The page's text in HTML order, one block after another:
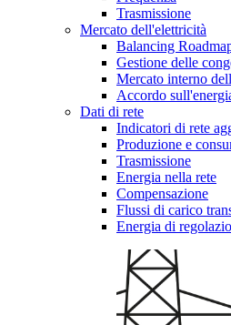
Trasmissione
Mercato dell'elettricità
Balancing
Gestione delle
Mercato interno
Accordo
Dati di rete
Indicatori di rete
Produzione e
Trasmissione
Energia nella rete
Compensazione
Flussi di carico
Energia di